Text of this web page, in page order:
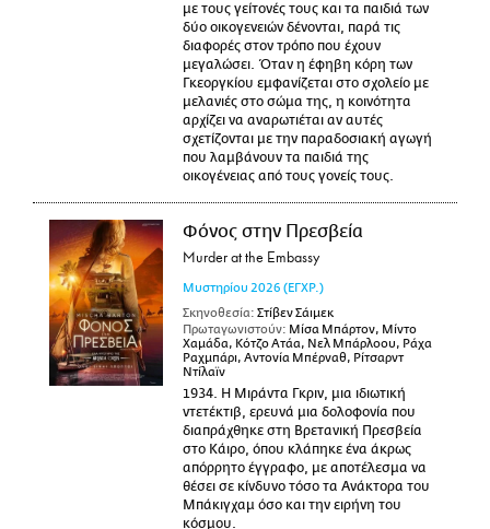
με τους γείτονές τους και τα παιδιά των
δύο οικογενειών δένονται, παρά τις
διαφορές στον τρόπο που έχουν
μεγαλώσει. Όταν η έφηβη κόρη των
Γκεοργκίου εμφανίζεται στο σχολείο με
μελανιές στο σώμα της, η κοινότητα
αρχίζει να αναρωτιέται αν αυτές
σχετίζονται με την παραδοσιακή αγωγή
που λαμβάνουν τα παιδιά της
οικογένειας από τους γονείς τους.
Φόνος στην Πρεσβεία
Murder at the Embassy
Μυστηρίου 2026 (ΕΓΧΡ.)
Σκηνοθεσία: Στίβεν Σάιμεκ
Πρωταγωνιστούν: Μίσα Μπάρτον, Μίντο
Χαμάδα, Κότζο Ατάα, Νελ Μπάρλοου, Ράχα
Ραχμπάρι, Αντονία Μπέρναθ, Ρίτσαρντ
Ντίλαϊν
1934. Η Μιράντα Γκριν, μια ιδιωτική
ντετέκτιβ, ερευνά μια δολοφονία που
διαπράχθηκε στη Βρετανική Πρεσβεία
στο Κάιρο, όπου κλάπηκε ένα άκρως
απόρρητο έγγραφο, με αποτέλεσμα να
θέσει σε κίνδυνο τόσο τα Ανάκτορα του
Μπάκιγχαμ όσο και την ειρήνη του
κόσμου.